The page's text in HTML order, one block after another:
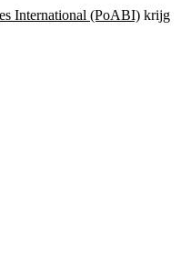
International (PoABI) krijg